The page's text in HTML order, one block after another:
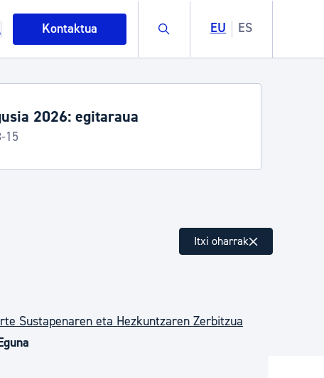
Kontaktua Buscar EU ES
eta ingurumena
Itxi oharrak
Sustapenaren eta Hezkuntzaren Zerbitzua